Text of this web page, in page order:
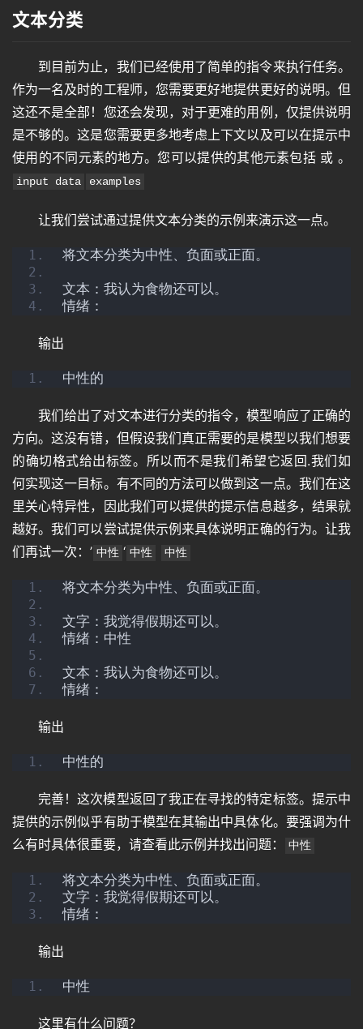
首
页
文本分类
到目前为止，我们已经使用了简单的指令来执行任务。
作为一名及时的工程师，您需要更好地提供更好的说明。但
这还不是全部！您还会发现，对于更难的用例，仅提供说明
是不够的。这是您需要更多地考虑上下文以及可以在提示中
使用的不同元素的地方。您可以提供的其他元素包括 或 。
input data examples
让我们尝试通过提供文本分类的示例来演示这一点。
将文本分类为中性、负面或正面。
文本：我认为食物还可以。
情绪：
输出
中性的
我们给出了对文本进行分类的指令，模型响应了正确的
方向。这没有错，但假设我们真正需要的是模型以我们想要
的确切格式给出标签。所以而不是我们希望它返回.我们如
何实现这一目标。有不同的方法可以做到这一点。我们在这
里关心特异性，因此我们可以提供的提示信息越多，结果就
越好。我们可以尝试提供示例来具体说明正确的行为。让我
们再试一次：’ 中性 ‘ 中性 中性
将文本分类为中性、负面或正面。
文字：我觉得假期还可以。
情绪：中性
文本：我认为食物还可以。
情绪：
输出
中性的
完善！这次模型返回了我正在寻找的特定标签。提示中
提供的示例似乎有助于模型在其输出中具体化。要强调为什
么有时具体很重要，请查看此示例并找出问题：
中性
将文本分类为中性、负面或正面。
文字：我觉得假期还可以。
情绪：
输出
中性
这里有什么问题？